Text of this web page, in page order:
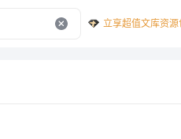
立享超值文库资源